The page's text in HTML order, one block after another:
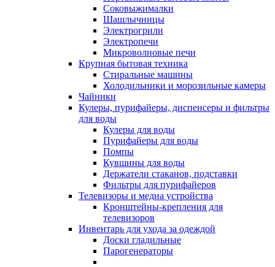
Соковыжималки
Шашлычницы
Электрогрили
Электропечи
Микроволновые печи
Крупная бытовая техника
Стиральные машины
Холодильники и морозильные камеры
Чайники
Кулеры, пурифайеры, диспенсеры и фильтры
для воды
Кулеры для воды
Пурифайеры для воды
Помпы
Кувшины для воды
Держатели стаканов, подставки
Фильтры для пурифайеров
Телевизоры и медиа устройства
Кронштейны-крепления для
телевизоров
Инвентарь для ухода за одеждой
Доски гладильные
Парогенераторы